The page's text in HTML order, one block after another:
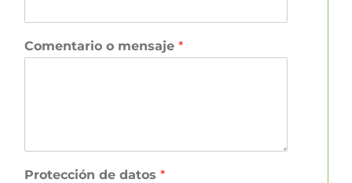
Comentario o mensaje *
Protección de datos *